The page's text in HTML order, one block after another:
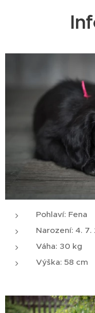
Pohlaví: Fena
Narození: 4. 7.
Váha: 30 kg
Výška: 58 cm